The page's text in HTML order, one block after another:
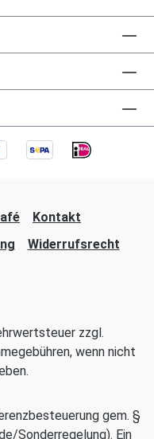
Kontakt
Widerrufsrecht
zzgl.
wenn nicht
gem. §
Sonderregelung). Ein